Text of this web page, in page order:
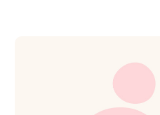
view
more